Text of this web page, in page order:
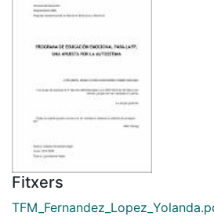
Fitxers